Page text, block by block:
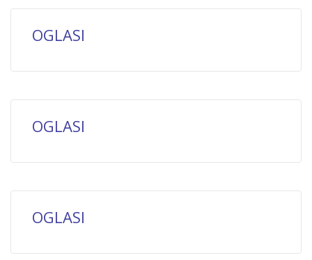
OGLASI
OGLASI
OGLASI